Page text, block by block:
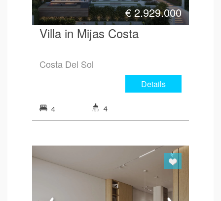
€2.929.000
Villa in Mijas Costa
Costa Del Sol
Details
4 4